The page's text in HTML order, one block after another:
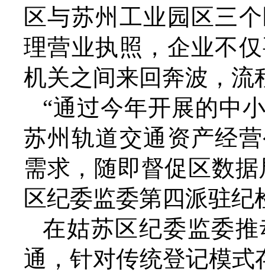
区与苏州工业园区三
理营业执照，企业不
机关之间来回奔波，流
“通过今年开展的中
苏州轨道交通资产经
需求，随即督促区数
区纪委监委第四派驻
在姑苏区纪委监委
通，针对传统登记模式